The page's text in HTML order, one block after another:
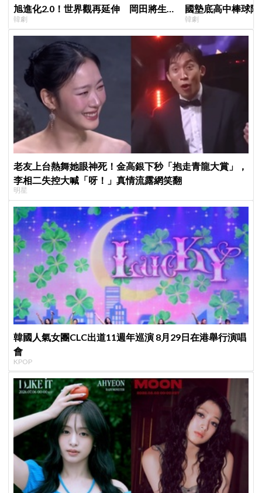
旭進化2.0！世界觀再延伸 岡田將生
登場竟殺了「他」
韓劇
國墊底高中棒球
劇
韓劇
老友上台熱舞她眼神死！金高銀下秒「抱走青龍大賞」，
李相二失控大喊「呀！」真情流露網笑翻
明星
韓國人氣女團CLC出道11週年巡演 8月29日在港舉行演唱
會
KPOP